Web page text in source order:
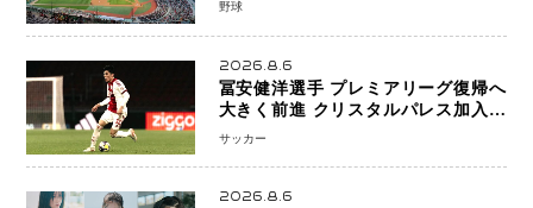
野球
2026.8.6
冨安健洋選手 プレミアリーグ復帰へ
大きく前進 クリスタルパレス加入目
前 メディカルチェックも通過
サッカー
2026.8.6